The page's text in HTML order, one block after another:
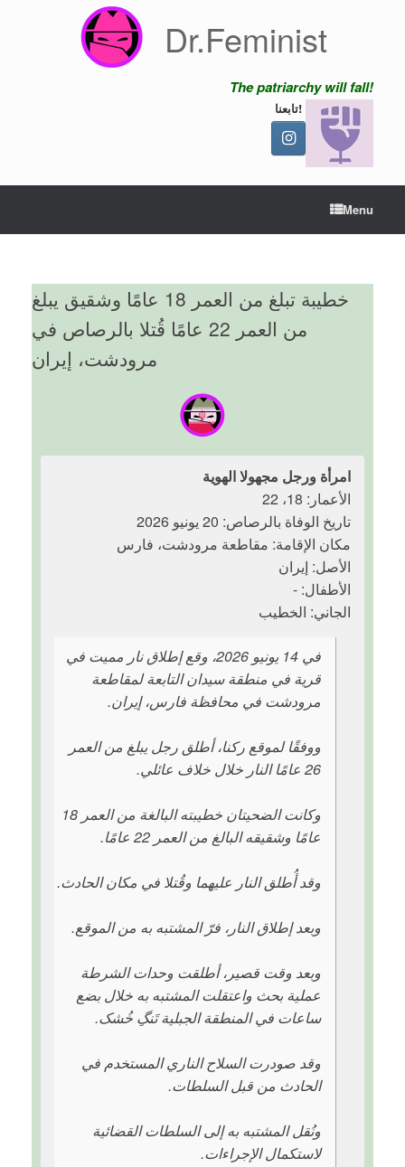
Dr.Feminist
The patriarchy will fall!
تابعنا!
Menu
خطيبة تبلغ من العمر 18 عامًا وشقيق يبلغ
من العمر 22 عامًا قُتلا بالرصاص في
مرودشت، إيران
امرأة ورجل مجهولا الهوية
الأعمار: 18، 22
تاريخ الوفاة بالرصاص: 20 يونيو 2026
مكان الإقامة: مقاطعة مرودشت، فارس
الأصل: إيران
الأطفال: -
الجاني: الخطيب
في 14 يونيو 2026، وقع إطلاق نار مميت في
قرية في منطقة سيدان التابعة لمقاطعة
مرودشت في محافظة فارس، إيران.
ووفقًا لموقع ركنا، أطلق رجل يبلغ من العمر
26 عامًا النار خلال خلاف عائلي.
وكانت الضحيتان خطيبته البالغة من العمر 18
عامًا وشقيقه البالغ من العمر 22 عامًا.
وقد أُطلق النار عليهما وقُتلا في مكان الحادث.
وبعد إطلاق النار، فرّ المشتبه به من الموقع.
وبعد وقت قصير، أطلقت وحدات الشرطة
عملية بحث واعتقلت المشتبه به خلال بضع
ساعات في المنطقة الجبلية تَنگِ خُشک.
وقد صودرت السلاح الناري المستخدم في
الحادث من قبل السلطات.
ونُقل المشتبه به إلى السلطات القضائية
لاستكمال الإجراءات.